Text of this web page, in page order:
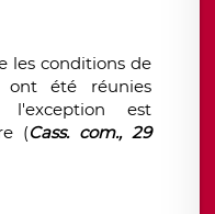
les conditions de
ont été réunies
est
(Cass. com., 29